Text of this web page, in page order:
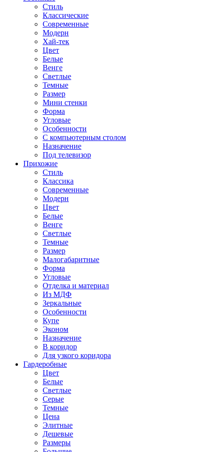
Стиль
Классические
Современные
Модерн
Хай-тек
Цвет
Белые
Венге
Светлые
Темные
Размер
Мини стенки
Форма
Угловые
Особенности
С компьютерным столом
Назначение
Под телевизор
Прихожие
Стиль
Классика
Современные
Модерн
Цвет
Белые
Венге
Светлые
Темные
Размер
Малогабаритные
Форма
Угловые
Отделка и материал
Из МДФ
Зеркальные
Особенности
Купе
Эконом
Назначение
В коридор
Для узкого коридора
Гардеробные
Цвет
Белые
Светлые
Серые
Темные
Цена
Элитные
Дешевые
Размеры